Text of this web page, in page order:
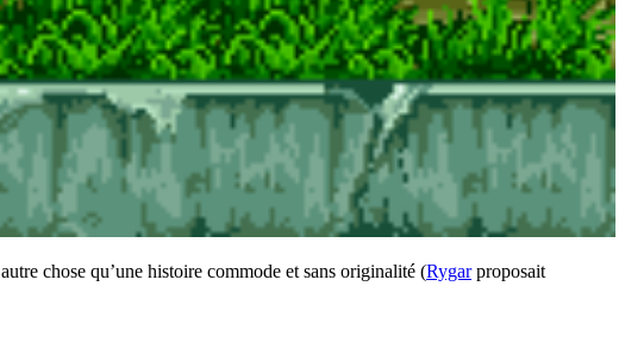
chose qu’une histoire commode et sans originalité (Rygarproposait